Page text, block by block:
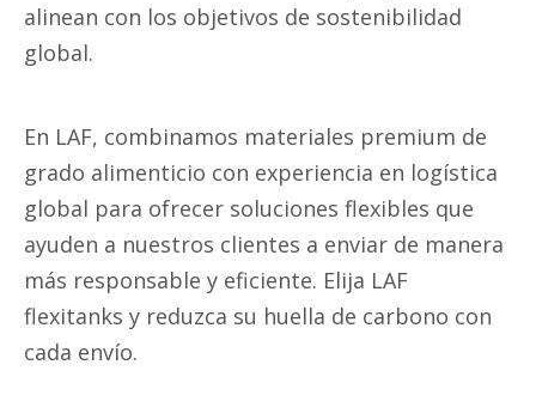
alinean con los objetivos de sostenibilidad
global.
En LAF, combinamos materiales premium de
grado alimenticio con experiencia en logística
global para ofrecer soluciones flexibles que
ayuden a nuestros clientes a enviar de manera
más responsable y eficiente. Elija LAF
flexitanks y reduzca su huella de carbono con
cada envío.